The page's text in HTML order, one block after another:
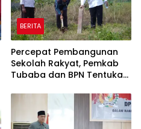
BERITA
Percepat Pembangunan
Sekolah Rakyat, Pemkab
Tubaba dan BPN Tentukan